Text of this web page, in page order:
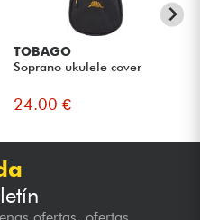
TOBAGO
Soprano ukulele cover
24.00 €